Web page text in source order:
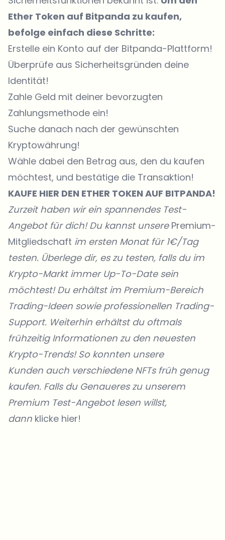
Ether Token auf Bitpanda zu kaufen,
befolge einfach diese Schritte:
Erstelle ein Konto auf der Bitpanda-Plattform!
Überprüfe aus Sicherheitsgründen deine
Identität!
Zahle Geld mit deiner bevorzugten
Zahlungsmethode ein!
Suche danach nach der gewünschten
Kryptowährung!
Wähle dabei den Betrag aus, den du kaufen
möchtest, und bestätige die Transaktion!
KAUFE HIER DEN ETHER TOKEN AUF BITPANDA!
Zurzeit haben wir ein spannendes Test-
Angebot für dich! Du kannst unsere Premium-
Mitgliedschaft im ersten Monat für 1€/Tag
testen. Überlege dir, es zu testen, falls du im
Krypto-Markt immer Up-To-Date sein
möchtest! Du erhältst im Premium-Bereich
Trading-Ideen sowie professionellen Trading-
Support. Weiterhin erhältst du oftmals
frühzeitig Informationen zu den neuesten
Krypto-Trends! So konnten unsere
Kunden auch verschiedene NFTs früh genug
kaufen. Falls du Genaueres zu unserem
Premium Test-Angebot lesen willst,
dann klicke hier!